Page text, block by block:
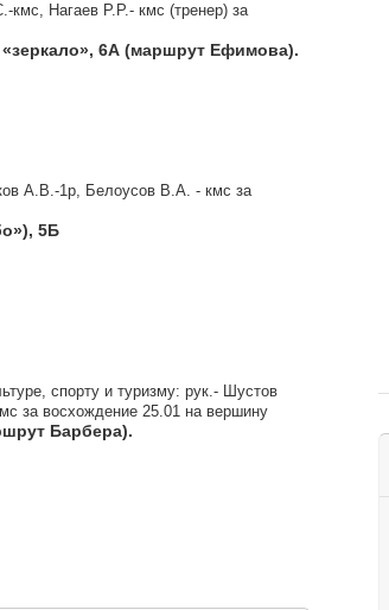
Нагаев Р.Р.- кмс (тренер) за
6А (маршрут Ефимова).
А.В.-1р, Белоусов В.А. - кмс за
5Б
спорту и туризму: рук.- Шустов
за восхождение 25.01 на вершину
Барбера).